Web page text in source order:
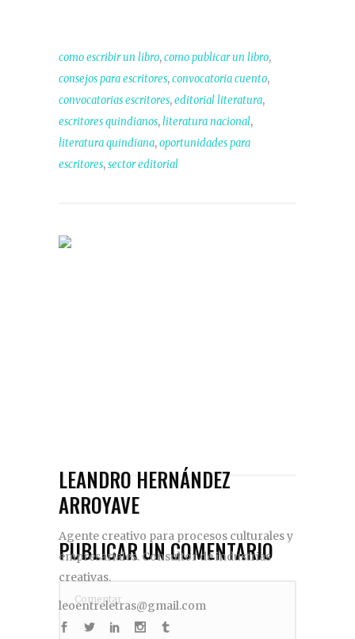
como escribir un libro,como publicar un libro,
consejos para escritores,convocatoria cuento,
convocatorias escritores,editorial literatura,
escritores quindianos,literatura nacional,
literatura quindiana,oportunidades para
escritores,sector editorial
LEANDRO HERNÁNDEZ
ARROYAVE
Agente creativo para procesos culturales y
empresariales. Consultor de industrias
creativas.
leoentreletras@gmail.com
PUBLICAR UN COMENTARIO